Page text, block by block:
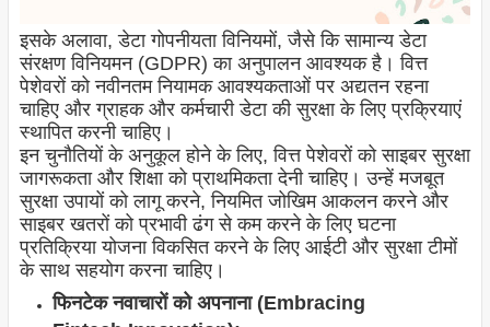
इसके अलावा, डेटा गोपनीयता विनियमों, जैसे कि सामान्य डेटा
संरक्षण विनियमन (GDPR) का अनुपालन आवश्यक है। वित्त
पेशेवरों को नवीनतम नियामक आवश्यकताओं पर अद्यतन रहना
चाहिए और ग्राहक और कर्मचारी डेटा की सुरक्षा के लिए प्रक्रियाएं
स्थापित करनी चाहिए।
इन चुनौतियों के अनुकूल होने के लिए, वित्त पेशेवरों को साइबर सुरक्षा
जागरूकता और शिक्षा को प्राथमिकता देनी चाहिए। उन्हें मजबूत
सुरक्षा उपायों को लागू करने, नियमित जोखिम आकलन करने और
साइबर खतरों को प्रभावी ढंग से कम करने के लिए घटना
प्रतिक्रिया योजना विकसित करने के लिए आईटी और सुरक्षा टीमों
के साथ सहयोग करना चाहिए।
फिनटेक नवाचारों को अपनाना (Embracing